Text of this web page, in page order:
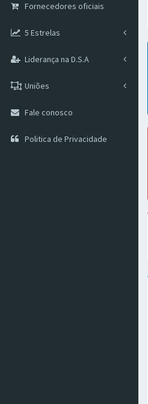
Fornecedores oficiais
5 Estrelas
Liderança na D.S.A
Uniões
Fale conosco
Politica de Privacidade